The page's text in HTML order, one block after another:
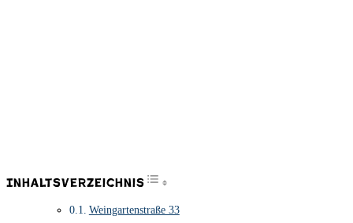
Inhaltsverzeichnis Toggle Table of Content
Weingartenstraße 33